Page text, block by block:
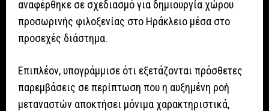
αναφέρθηκε σε σχεδιασμό για δημιουργία χώρου
προσωρινής φιλοξενίας στο Ηράκλειο μέσα στο
προσεχές διάστημα.
Επιπλέον, υπογράμμισε ότι εξετάζονται πρόσθετες
παρεμβάσεις σε περίπτωση που η αυξημένη ροή
μεταναστών αποκτήσει μόνιμα χαρακτηριστικά,